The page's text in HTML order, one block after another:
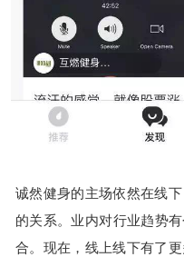
诚然健身的主场依然在线
的关系。业内对行业趋势
合。现在，线上线下有了